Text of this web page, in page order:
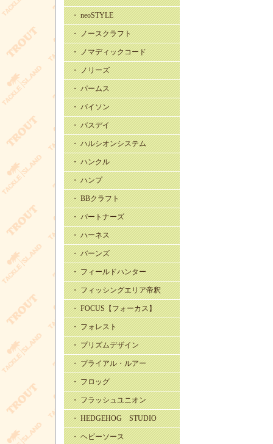
・ neoSTYLE
・ ノースクラフト
・ ノマディックコード
・ ノリーズ
・ パームス
・ バイソン
・ バスデイ
・ ハルシオンシステム
・ ハンクル
・ ハンプ
・ BBクラフト
・ パートナーズ
・ ハーネス
・ バーンズ
・ フィールドハンター
・ フィッシングエリア帝釈
・ FOCUS【フォーカス】
・ フォレスト
・ プリズムデザイン
・ プライアル・ルアー
・ フロッグ
・ フラッシュユニオン
・ HEDGEHOG STUDIO
・ ヘビーソース